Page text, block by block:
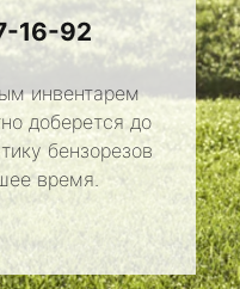
16-92
инвентарем
доберется до
бензорезов
время.